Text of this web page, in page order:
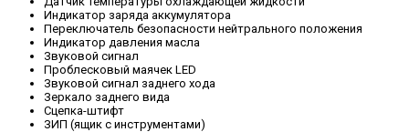
Индикатор заряда аккумулятора
Переключатель безопасности нейтрального положения
Индикатор давления масла
Звуковой сигнал
Проблесковый маячек LED
Звуковой сигнал заднего хода
Зеркало заднего вида
Сцепка-штифт
ЗИП (ящик с инструментами)